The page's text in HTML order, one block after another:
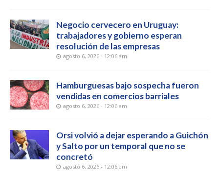
Negocio cervecero en Uruguay:
trabajadores y gobierno esperan
resolución de las empresas
agosto 6, 2026 - 12:06 am
Hamburguesas bajo sospecha fueron
vendidas en comercios barriales
agosto 6, 2026 - 12:06 am
Orsi volvió a dejar esperando a Guichón
y Salto por un temporal que no se
concretó
agosto 6, 2026 - 12:06 am